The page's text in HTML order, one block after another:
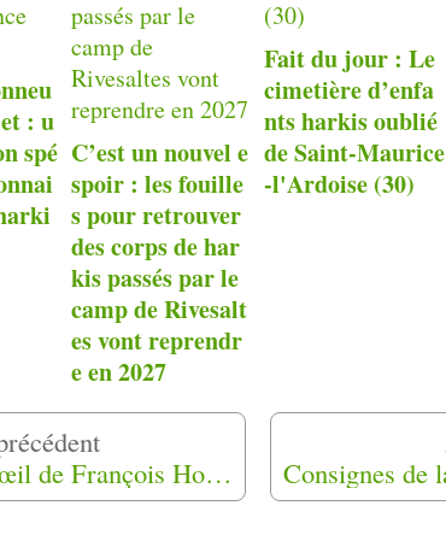
: u
spé C’est un nouvel e
spoir : les fouille
s pour retrouver
des corps de har
kis passés par le
camp de Rivesalt
es vont reprendr
e en 2027
Fait du jour : Le
cimetière d’enfa
nts harkis oublié
de Saint-Maurice
-l'Ardoise (30)
Le clin d’œil de François Hollande aux socialistes français à Alger